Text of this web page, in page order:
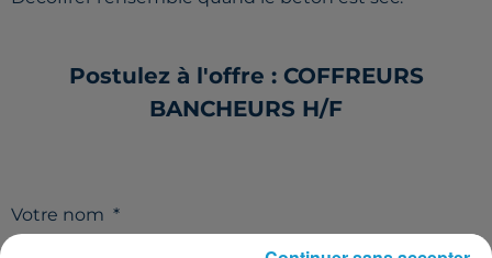
Postulez à l'offre : COFFREURS
BANCHEURS H/F
Votre nom *